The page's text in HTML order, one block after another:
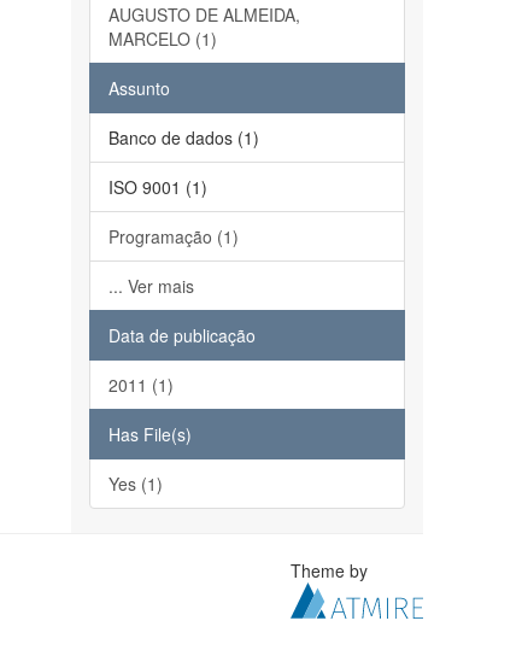
AUGUSTO DE ALMEIDA,
MARCELO (1)
Assunto
Banco de dados (1)
ISO 9001 (1)
Programação (1)
... Ver mais
Data de publicação
2011 (1)
Has File(s)
Yes (1)
Theme by